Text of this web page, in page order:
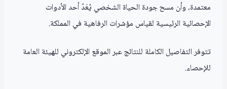
معتمدة، وأن مسح جودة الحياة الشخصي يُعَدّ أحد الأدوات
الإحصائية الرئيسية لقياس مؤشرات الرفاهية في المملكة.
تتوفر التفاصيل الكاملة للنتائج عبر الموقع الإلكتروني للهيئة العامة
للإحصاء.